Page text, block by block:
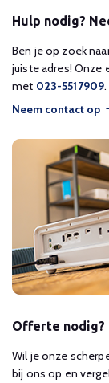
Hulp nodig?
Ben je op zoek
juiste adres! Onze
met 023-5517909.
Neem contact op
Offerte nodig?
Wil je onze
bij ons op en